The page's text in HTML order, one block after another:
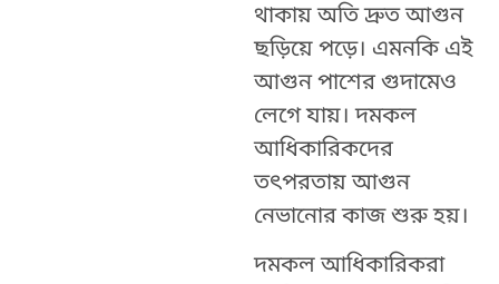
থাকায় অতি দ্রুত আগুন
ছড়িয়ে পড়ে। এমনকি এই
আগুন পাশের গুদামেও
লেগে যায়। দমকল
আধিকারিকদের
তৎপরতায়আগুন
নেভানোর কাজ শুরু হয়।
দমকল আধিকারিকরা